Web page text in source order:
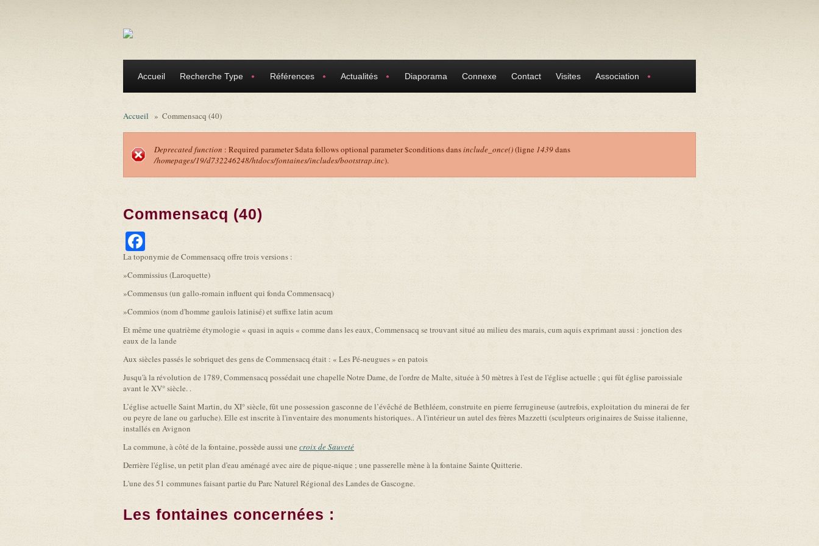
Accueil Recherche Type Références Actualités Diaporama Connexe Contact Visites Association
Accueil » Commensacq (40)
Message d'erreur
Deprecated function : Required parameter $data follows optional parameter $conditions dansinclude_once()(ligne 1439dans
/homepages/19/d732246248/htdocs/fontaines/includes/bootstrap.inc).
Commensacq (40)
La toponymie de Commensacq offre trois versions :
»Commissius (Laroquette)
»Commensus (un gallo-romain influent qui fonda Commensacq)
»Commios (nom d'homme gaulois latinisé) et suffixe latin acum
Et même une quatrième étymologie « quasi in aquis « comme dans les eaux, Commensacq se trouvant situé au milieu des marais, cum aquis exprimant aussi : jonction des
eaux de la lande
Aux siècles passés le sobriquet des gens de Commensacq était : « Les Pé-neugues » en patois
Jusqu'à la révolution de 1789, Commensacq possédait une chapelle Notre Dame, de l'ordre de Malte, située à 50 mètres à l'est de l'église actuelle ; qui fût église paroissiale
avant le XV° siècle. .
L’église actuelle Saint Martin, du XI° siècle, fût une possession gasconne de l’évêché de Bethléem, construite en pierre ferrugineuse (autrefois, exploitation du minerai de fer
ou peyre de lane ou garluche). Elle est inscrite à l'inventaire des monuments historiques.. A l'intérieur un autel des frères Mazzetti (sculpteurs originaires de Suisse italienne,
installés en Avignon
La commune, à côté de la fontaine, possède aussi une croix de Sauveté
Derrière l'église, un petit plan d'eau aménagé avec aire de pique-nique ; une passerelle mène à la fontaine Sainte Quitterie.
L'une des 51 communes faisant partie du Parc Naturel Régional des Landes de Gascogne.
Les fontaines concernées :